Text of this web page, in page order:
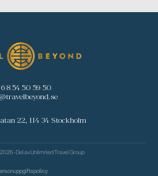
8 54 50 59 50
22, 114 34 Stockholm
- Del avUnlimited Travel Group